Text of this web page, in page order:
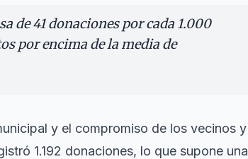
de 41 donaciones por cada 1.000
por encima de la media de
y el compromiso de los vecinos y
1.192 donaciones, lo que supone